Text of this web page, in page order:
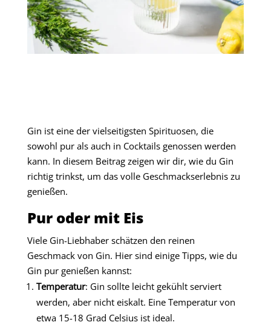
Gin ist eine der vielseitigsten Spirituosen, die
sowohl pur als auch in Cocktails genossen werden
kann. In diesem Beitrag zeigen wir dir, wie du Gin
richtig trinkst, um das volle Geschmackserlebnis zu
genießen.
Pur oder mit Eis
Viele Gin-Liebhaber schätzen den reinen
Geschmack von Gin. Hier sind einige Tipps, wie du
Gin pur genießen kannst:
Temperatur: Gin sollte leicht gekühlt serviert
werden, aber nicht eiskalt. Eine Temperatur von
etwa 15-18 Grad Celsius ist ideal.